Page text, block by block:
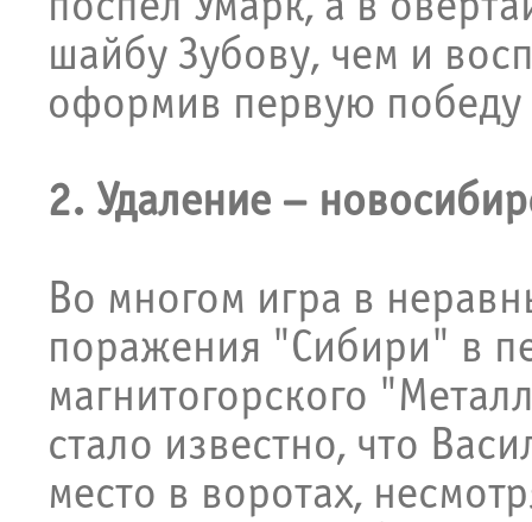
поспел Умарк, а в
шайбу Зубову, чем и
оформив первую
2. Удаление –
Во многом игра в
поражения "Сибири" в
магнитогорского
стало известно, что
место в воротах,